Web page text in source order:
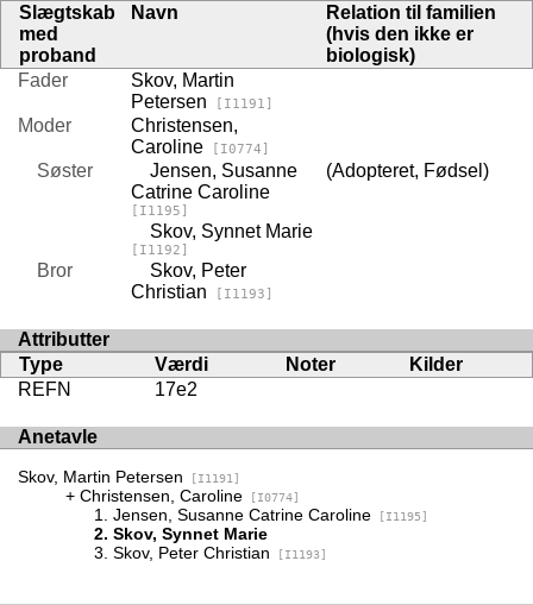
Slægtskab
med
proband
Navn
Relation til familien
(hvis den ikke er
biologisk)
Fader
Skov, Martin
Petersen
[I1191]
Moder
Christensen,
Caroline [I0774]
Søster
Jensen, Susanne
Catrine Caroline
[I1195]
(Adopteret, Fødsel)
Skov, Synnet Marie
[I1192]
Bror
Skov, Peter
Christian
[I1193]
Attributter
Type
Værdi Noter
Kilder
REFN
17e2
Anetavle
Skov, Martin Petersen [I1191]
Christensen, Caroline [I0774]
Jensen, Susanne Catrine Caroline [I1195]
Skov, Synnet Marie
Skov, Peter Christian [I1193]